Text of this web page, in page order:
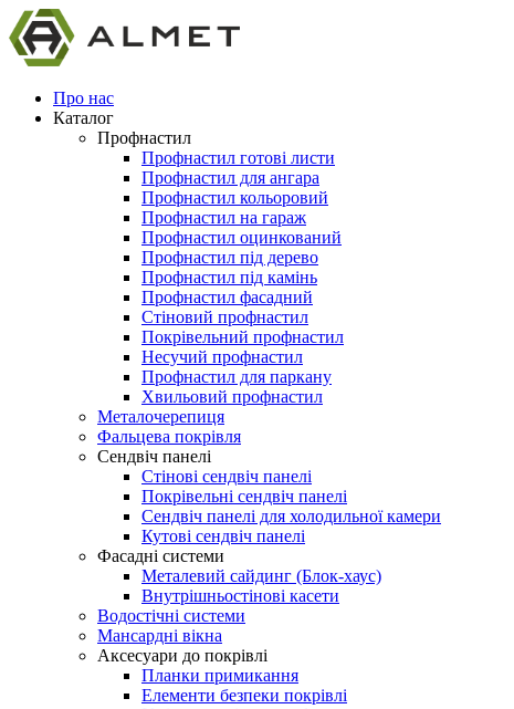
Про нас
Каталог
Профнастил
Профнастил готові листи
Профнастил для ангара
Профнастил кольоровий
Профнастил на гараж
Профнастил оцинкований
Профнастил під дерево
Профнастил під камінь
Профнастил фасадний
Стіновий профнастил
Покрівельний профнастил
Несучий профнастил
Профнастил для паркану
Хвильовий профнастил
Металочерепиця
Фальцева покрівля
Сендвіч панелі
Стінові сендвіч панелі
Покрівельні сендвіч панелі
Сендвіч панелі для холодильної камери
Кутові сендвіч панелі
Фасадні системи
Металевий сайдинг (Блок-хаус)
Внутрішньостінові касети
Водостічні системи
Мансардні вікна
Аксесуари до покрівлі
Планки примикання
Елементи безпеки покрівлі